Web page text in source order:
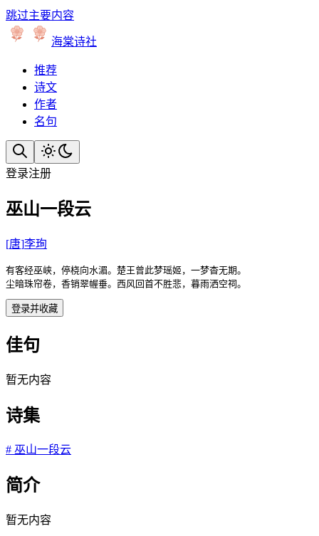
跳过主要内容
海棠诗社
推荐
诗文
作者
名句
登录注册
巫山一段云
[唐]李珣
有客经巫峡，停桡向水湄。楚王曾此梦瑶姬，一梦杳无期。
尘暗珠帘卷，香销翠幄垂。西风回首不胜悲，暮雨洒空祠。
登录并收藏
佳句
暂无内容
诗集
# 巫山一段云
简介
暂无内容